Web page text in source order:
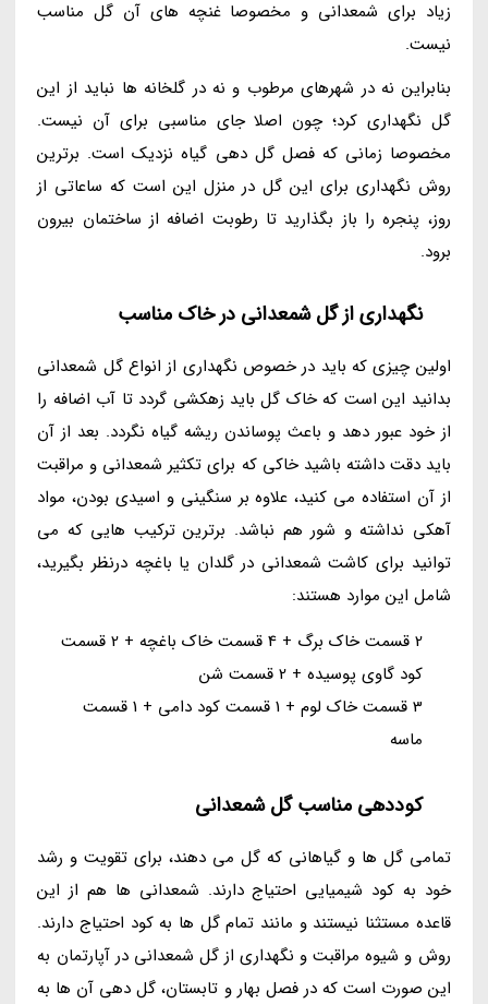
زیاد برای شمعدانی و مخصوصا غنچه های آن گل مناسب
نیست.
بنابراین نه در شهرهای مرطوب و نه در گلخانه ها نباید از این
گل نگهداری کرد؛ چون اصلا جای مناسبی برای آن نیست.
مخصوصا زمانی که فصل گل دهی گیاه نزدیک است. برترین
روش نگهداری برای این گل در منزل این است که ساعاتی از
روز، پنجره را باز بگذارید تا رطوبت اضافه از ساختمان بیرون
برود.
نگهداری از گل شمعدانی در خاک مناسب
اولین چیزی که باید در خصوص نگهداری از انواع گل شمعدانی
بدانید این است که خاک گل باید زهکشی گردد تا آب اضافه را
از خود عبور دهد و باعث پوساندن ریشه گیاه نگردد. بعد از آن
باید دقت داشته باشید خاکی که برای تکثیر شمعدانی و مراقبت
از آن استفاده می کنید، علاوه بر سنگینی و اسیدی بودن، مواد
آهکی نداشته و شور هم نباشد. برترین ترکیب هایی که می
توانید برای کاشت شمعدانی در گلدان یا باغچه درنظر بگیرید،
شامل این موارد هستند:
2 قسمت خاک برگ + 4 قسمت خاک باغچه + 2 قسمت
کود گاوی پوسیده + 2 قسمت شن
3 قسمت خاک لوم + 1 قسمت کود دامی + 1 قسمت
ماسه
کوددهی مناسب گل شمعدانی
تمامی گل ها و گیاهانی که گل می دهند، برای تقویت و رشد
خود به کود شیمیایی احتیاج دارند. شمعدانی ها هم از این
قاعده مستثنا نیستند و مانند تمام گل ها به کود احتیاج دارند.
روش و شیوه مراقبت و نگهداری از گل شمعدانی در آپارتمان به
این صورت است که در فصل بهار و تابستان، گل دهی آن ها به